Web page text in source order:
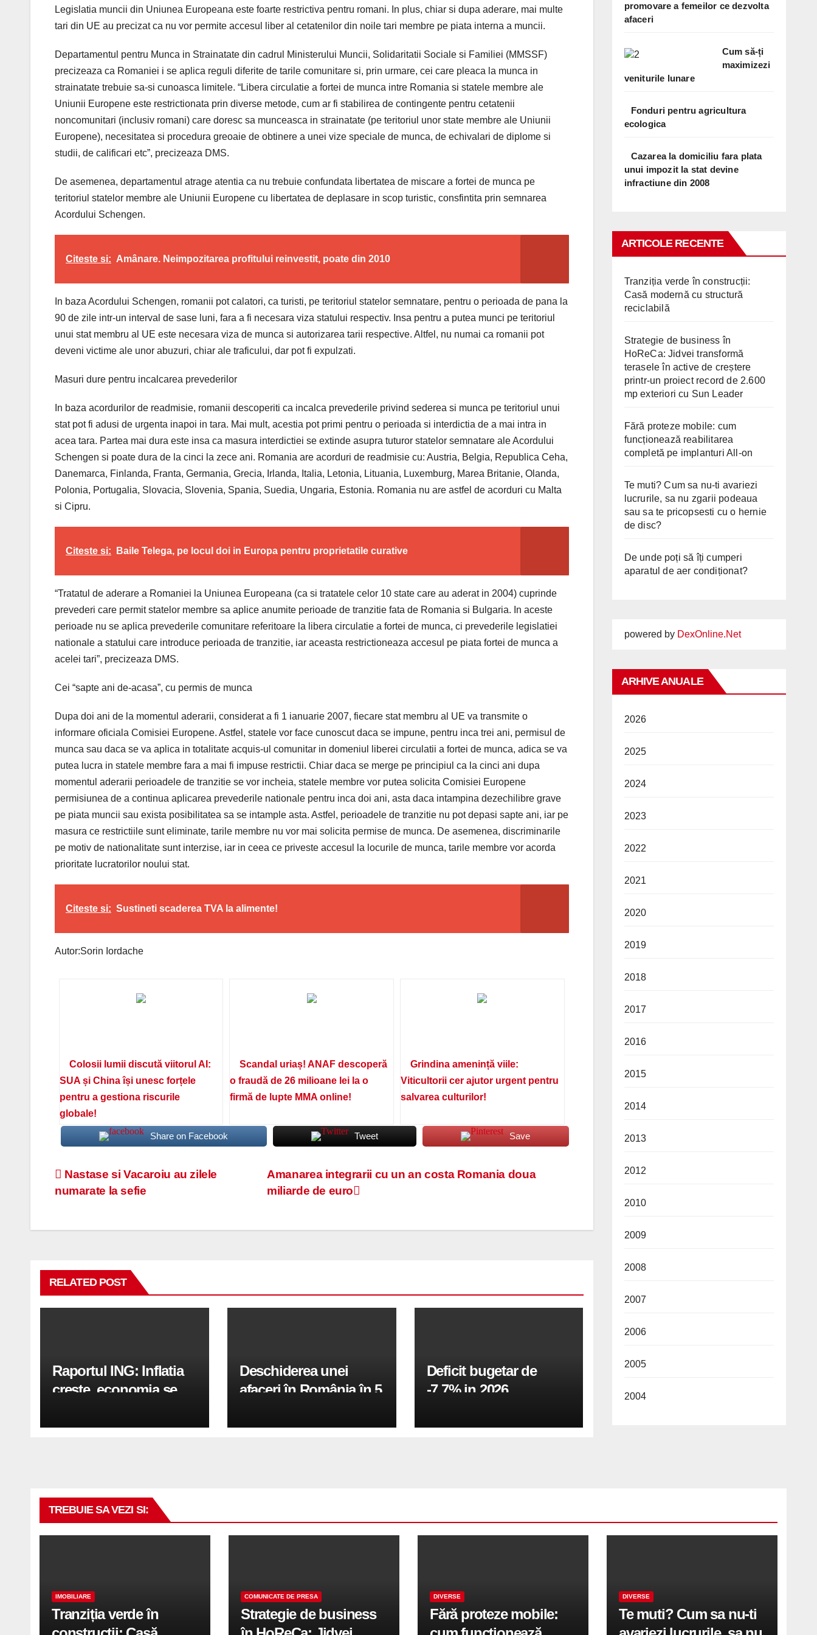
Legislatia muncii din Uniunea Europeana este foarte restrictiva pentru romani. In plus, chiar si dupa aderare, mai multe
tari din UE au precizat ca nu vor permite accesul liber al cetatenilor din noile tari membre pe piata interna a muncii.
Departamentul pentru Munca in Strainatate din cadrul Ministerului Muncii, Solidaritatii Sociale si Familiei (MMSSF)
precizeaza ca Romaniei i se aplica reguli diferite de tarile comunitare si, prin urmare, cei care pleaca la munca in
strainatate trebuie sa-si cunoasca limitele. “Libera circulatie a fortei de munca intre Romania si statele membre ale
Uniunii Europene este restrictionata prin diverse metode, cum ar fi stabilirea de contingente pentru cetatenii
noncomunitari (inclusiv romani) care doresc sa munceasca in strainatate (pe teritoriul unor state membre ale Uniunii
Europene), necesitatea si procedura greoaie de obtinere a unei vize speciale de munca, de echivalari de diplome si
studii, de calificari etc”, precizeaza DMS.
De asemenea, departamentul atrage atentia ca nu trebuie confundata libertatea de miscare a fortei de munca pe
teritoriul statelor membre ale Uniunii Europene cu libertatea de deplasare in scop turistic, consfintita prin semnarea
Acordului Schengen.
Citeste si: Amânare. Neimpozitarea profitului reinvestit, poate din 2010
In baza Acordului Schengen, romanii pot calatori, ca turisti, pe teritoriul statelor semnatare, pentru o perioada de pana la
90 de zile intr-un interval de sase luni, fara a fi necesara viza statului respectiv. Insa pentru a putea munci pe teritoriul
unui stat membru al UE este necesara viza de munca si autorizarea tarii respective. Altfel, nu numai ca romanii pot
deveni victime ale unor abuzuri, chiar ale traficului, dar pot fi expulzati.
Masuri dure pentru incalcarea prevederilor
In baza acordurilor de readmisie, romanii descoperiti ca incalca prevederile privind sederea si munca pe teritoriul unui
stat pot fi adusi de urgenta inapoi in tara. Mai mult, acestia pot primi pentru o perioada si interdictia de a mai intra in
acea tara. Partea mai dura este insa ca masura interdictiei se extinde asupra tuturor statelor semnatare ale Acordului
Schengen si poate dura de la cinci la zece ani. Romania are acorduri de readmisie cu: Austria, Belgia, Republica Ceha,
Danemarca, Finlanda, Franta, Germania, Grecia, Irlanda, Italia, Letonia, Lituania, Luxemburg, Marea Britanie, Olanda,
Polonia, Portugalia, Slovacia, Slovenia, Spania, Suedia, Ungaria, Estonia. Romania nu are astfel de acorduri cu Malta
si Cipru.
Citeste si: Baile Telega, pe locul doi in Europa pentru proprietatile curative
“Tratatul de aderare a Romaniei la Uniunea Europeana (ca si tratatele celor 10 state care au aderat in 2004) cuprinde
prevederi care permit statelor membre sa aplice anumite perioade de tranzitie fata de Romania si Bulgaria. In aceste
perioade nu se aplica prevederile comunitare referitoare la libera circulatie a fortei de munca, ci prevederile legislatiei
nationale a statului care introduce perioada de tranzitie, iar aceasta restrictioneaza accesul pe piata fortei de munca a
acelei tari”, precizeaza DMS.
Cei “sapte ani de-acasa”, cu permis de munca
Dupa doi ani de la momentul aderarii, considerat a fi 1 ianuarie 2007, fiecare stat membru al UE va transmite o
informare oficiala Comisiei Europene. Astfel, statele vor face cunoscut daca se impune, pentru inca trei ani, permisul de
munca sau daca se va aplica in totalitate acquis-ul comunitar in domeniul liberei circulatii a fortei de munca, adica se va
putea lucra in statele membre fara a mai fi impuse restrictii. Chiar daca se merge pe principiul ca la cinci ani dupa
momentul aderarii perioadele de tranzitie se vor incheia, statele membre vor putea solicita Comisiei Europene
permisiunea de a continua aplicarea prevederile nationale pentru inca doi ani, asta daca intampina dezechilibre grave
pe piata muncii sau exista posibilitatea sa se intample asta. Astfel, perioadele de tranzitie nu pot depasi sapte ani, iar pe
masura ce restrictiile sunt eliminate, tarile membre nu vor mai solicita permise de munca. De asemenea, discriminarile
pe motiv de nationalitate sunt interzise, iar in ceea ce priveste accesul la locurile de munca, tarile membre vor acorda
prioritate lucratorilor noului stat.
Citeste si: Sustineti scaderea TVA la alimente!
Autor:Sorin Iordache
Colosii lumii discută viitorul AI:
SUA și China își unesc forțele
pentru a gestiona riscurile
globale!
Scandal uriaș! ANAF descoperă
o fraudă de 26 milioane lei la o
firmă de lupte MMA online!
Grindina amenință viile:
Viticultorii cer ajutor urgent pentru
salvarea culturilor!
Share on Facebook Tweet Save
Navigare
articole
Amanarea integrarii cu un an costa Romania doua
miliarde de euro
Nastase si Vacaroiu au zilele
numarate la sefie
RELATED POST
Raportul ING: Inflatia
creste, economia se
in a doua jumatate a
Deschiderea unei
afaceri în România în 5
Deficit bugetar de
-7,7% in 2026,
fiind de 6%
promovare a femeilor ce dezvolta
afaceri
Cum să-ți
maximizezi
veniturile lunare
Fonduri pentru agricultura
ecologica
Cazarea la domiciliu fara plata
unui impozit la stat devine
infractiune din 2008
ARTICOLE RECENTE
Tranziția verde în construcții:
Casă modernă cu structură
reciclabilă
Strategie de business în
HoReCa: Jidvei transformă
terasele în active de creștere
printr-un proiect record de 2.600
mp exteriori cu Sun Leader
Fără proteze mobile: cum
funcționează reabilitarea
completă pe implanturi All-on
Te muti? Cum sa nu-ti avariezi
lucrurile, sa nu zgarii podeaua
sau sa te pricopsesti cu o hernie
de disc?
De unde poți să îți cumperi
aparatul de aer condiționat?
powered by DexOnline.Net
ARHIVE ANUALE
2026
2025
2024
2023
2022
2021
2020
2019
2018
2017
2016
2015
2014
2013
2012
2010
2009
2008
2007
2006
2005
2004
TREBUIE SA VEZI SI:
IMOBILIARE
Tranziția verde în
COMUNICATE DE PRESA
Strategie de business
DIVERSE
Fără proteze mobile:
DIVERSE
Te muti? Cum sa nu-ti